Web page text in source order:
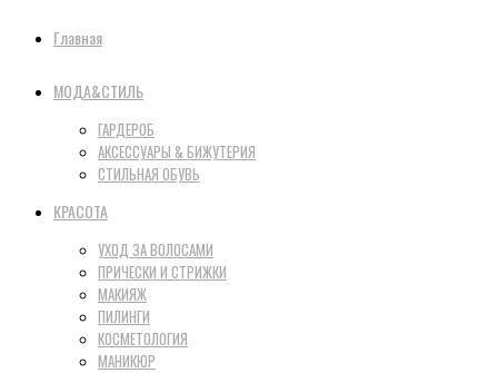
Главная
МОДА&СТИЛЬ
ГАРДЕРОБ
АКСЕССУАРЫ & БИЖУТЕРИЯ
СТИЛЬНАЯ ОБУВЬ
КРАСОТА
УХОД ЗА ВОЛОСАМИ
ПРИЧЕСКИ И СТРИЖКИ
МАКИЯЖ
ПИЛИНГИ
КОСМЕТОЛОГИЯ
МАНИКЮР